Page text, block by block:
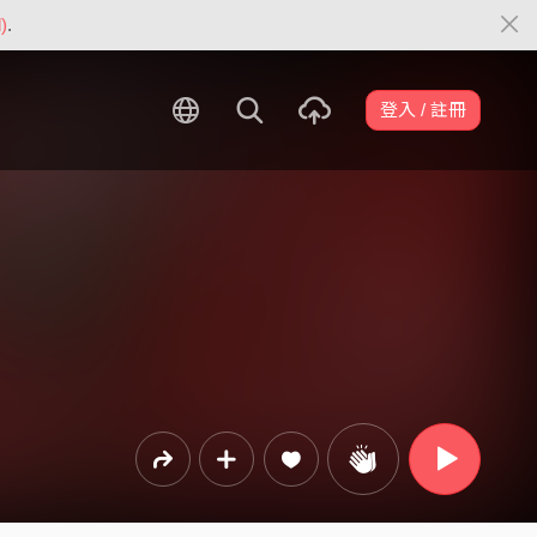
.
登入 / 註冊